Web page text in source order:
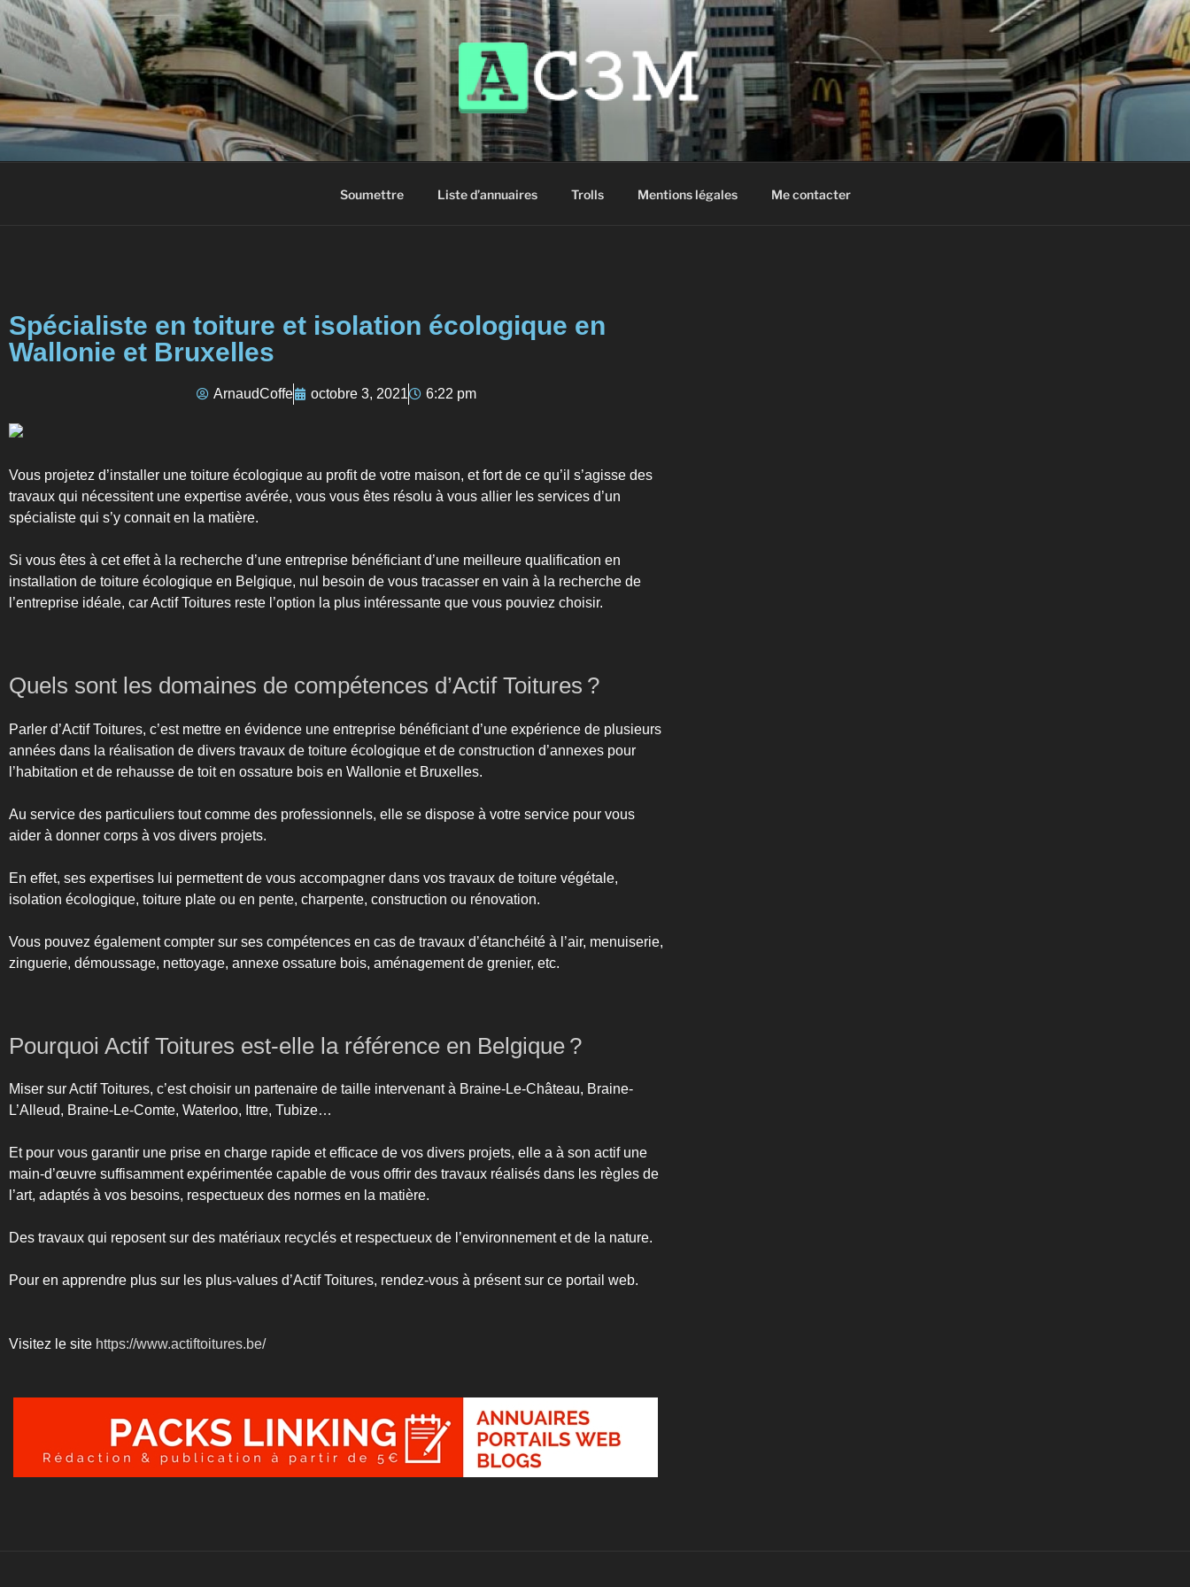
AC3M
Annuaire des meilleurs sites à visiter !
Soumettre Liste d’annuaires Trolls Mentions légales Me contacter
Spécialiste en toiture et isolation écologique en
Wallonie et Bruxelles
ArnaudCoffe octobre 3, 2021 6:22 pm
Vous projetez d’installer une toiture écologique au profit de votre maison, et fort de ce qu’il s’agisse des
travaux qui nécessitent une expertise avérée, vous vous êtes résolu à vous allier les services d’un
spécialiste qui s’y connait en la matière.
Si vous êtes à cet effet à la recherche d’une entreprise bénéficiant d’une meilleure qualification en
installation de toiture écologique en Belgique, nul besoin de vous tracasser en vain à la recherche de
l’entreprise idéale, car Actif Toitures reste l’option la plus intéressante que vous pouviez choisir.
Quels sont les domaines de compétences d’Actif Toitures ?
Parler d’Actif Toitures, c’est mettre en évidence une entreprise bénéficiant d’une expérience de plusieurs
années dans la réalisation de divers travaux de toiture écologique et de construction d’annexes pour
l’habitation et de rehausse de toit en ossature bois en Wallonie et Bruxelles.
Au service des particuliers tout comme des professionnels, elle se dispose à votre service pour vous
aider à donner corps à vos divers projets.
En effet, ses expertises lui permettent de vous accompagner dans vos travaux de toiture végétale,
isolation écologique, toiture plate ou en pente, charpente, construction ou rénovation.
Vous pouvez également compter sur ses compétences en cas de travaux d’étanchéité à l’air, menuiserie,
zinguerie, démoussage, nettoyage, annexe ossature bois, aménagement de grenier, etc.
Pourquoi Actif Toitures est-elle la référence en Belgique ?
Miser sur Actif Toitures, c’est choisir un partenaire de taille intervenant à Braine-Le-Château, Braine-
L’Alleud, Braine-Le-Comte, Waterloo, Ittre, Tubize…
Et pour vous garantir une prise en charge rapide et efficace de vos divers projets, elle a à son actif une
main-d’œuvre suffisamment expérimentée capable de vous offrir des travaux réalisés dans les règles de
l’art, adaptés à vos besoins, respectueux des normes en la matière.
Des travaux qui reposent sur des matériaux recyclés et respectueux de l’environnement et de la nature.
Pour en apprendre plus sur les plus-values d’Actif Toitures, rendez-vous à présent sur ce portail web.
Visitez le site https://www.actiftoitures.be/